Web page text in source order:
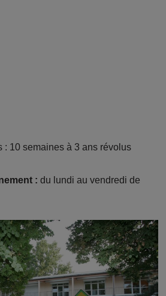
: 10 semaines à 3 ans révolus
: du lundi au vendredi de